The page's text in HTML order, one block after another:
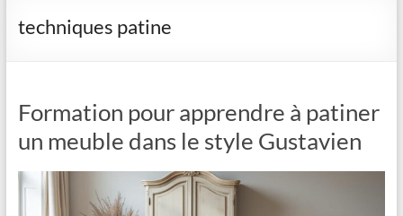
techniques patine
Formation pour apprendre à patiner
un meuble dans le style Gustavien